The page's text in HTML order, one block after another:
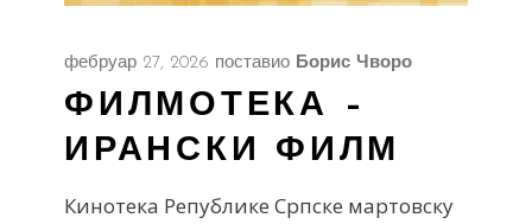
фебруар 27, 2026 поставио Борис Чворо
ФИЛМОТЕКА –
ИРАНСКИ ФИЛМ
Кинотека Републике Српске мартовску